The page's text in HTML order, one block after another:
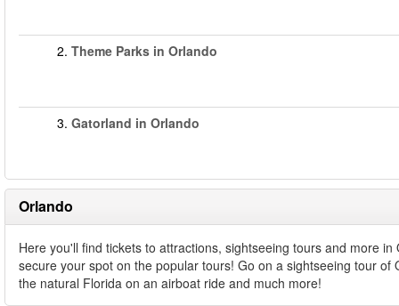
2. Theme Parks in Orlando
3. Gatorland in Orlando
Orlando
Here you'll find tickets to attractions, sightseeing tours and more
secure your spot on the popular tours! Go on a sightseeing tour
the natural Florida on an airboat ride and much more!